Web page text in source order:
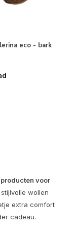
eco - bark
producten voor
wollen
extra comfort
cadeau.